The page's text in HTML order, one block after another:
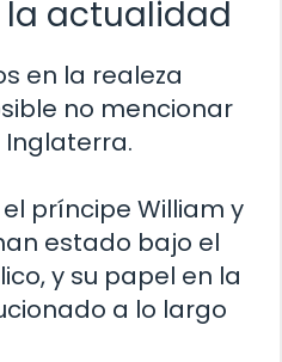
la actualidad
en la realeza
no mencionar
príncipe William y
estado bajo el
y su papel en la
a lo largo